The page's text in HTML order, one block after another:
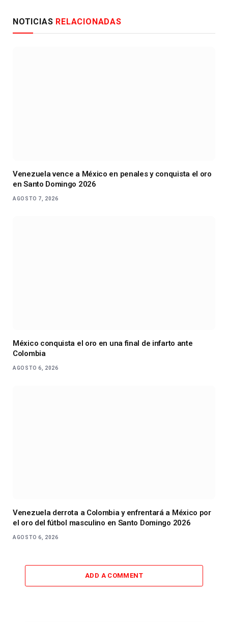
NOTICIAS RELACIONADAS
Venezuela vence a México en penales y conquista el oro
en Santo Domingo 2026
AGOSTO 7, 2026
México conquista el oro en una final de infarto ante
Colombia
AGOSTO 6, 2026
Venezuela derrota a Colombia y enfrentará a México por
el oro del fútbol masculino en Santo Domingo 2026
AGOSTO 6, 2026
ADD A COMMENT